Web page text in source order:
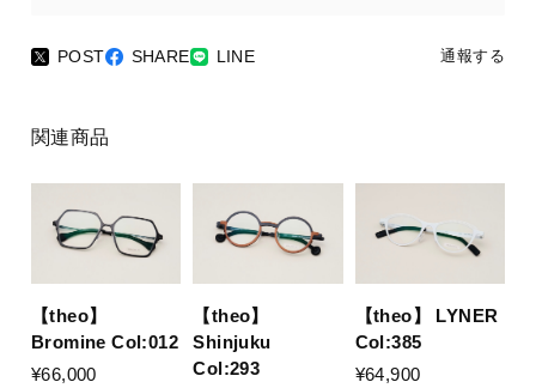
POST SHARE LINE 通報する
関連商品
【theo】
Bromine Col:012
¥66,000
【theo】
Shinjuku
Col:293
【theo】 LYNER
Col:385
¥64,900